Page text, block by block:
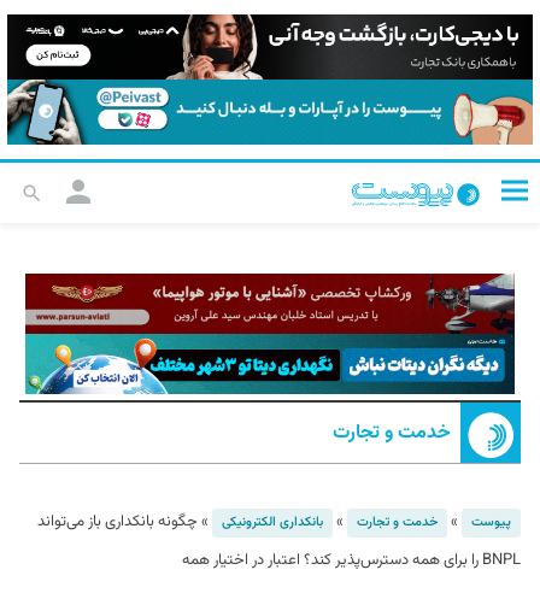
خدمت و تجارت
پیوست » خدمت و تجارت » بانکداری الکترونیکی » چگونه بانکداری باز می‌‌تواند
BNPL را برای همه دسترس‌پذیر کند؟ اعتبار در اختیار همه